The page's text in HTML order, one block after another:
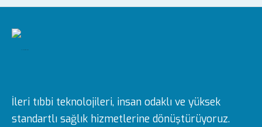
İleri tıbbi teknolojileri, insan odaklı ve yüksek
standartlı sağlık hizmetlerine dönüştürüyoruz.